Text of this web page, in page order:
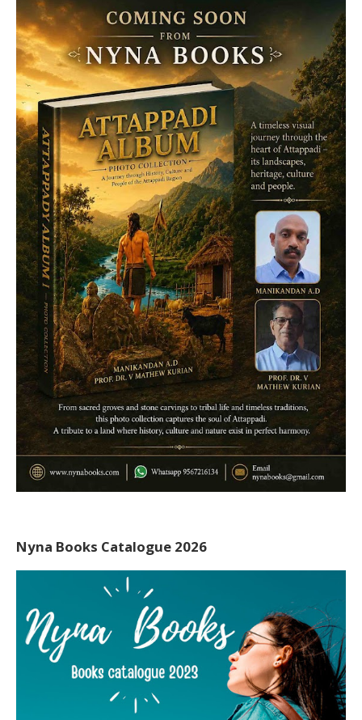
Nyna Books Catalogue 2026